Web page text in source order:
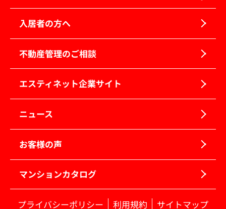
入居者の方へ
不動産管理のご相談
エスティネット企業サイト
ニュース
お客様の声
マンションカタログ
プライバシーポリシー 利用規約 サイトマップ